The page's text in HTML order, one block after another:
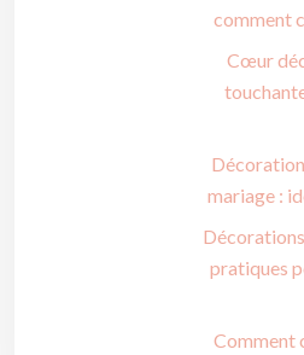
comment
Cœur
mariage :
pratiques
Comment